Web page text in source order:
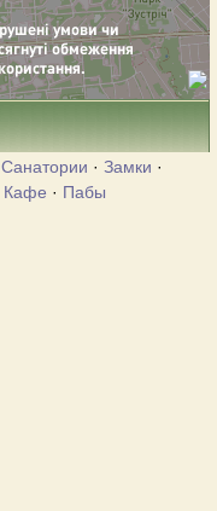
Санатории · Замки ·
Кафе · Пабы